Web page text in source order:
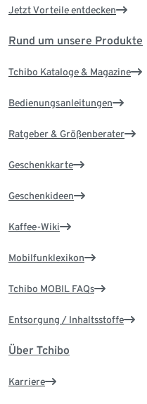
Jetzt Vorteile entdecken
Rund um unsere Produkte
Tchibo Kataloge & Magazine
Bedienungsanleitungen
Ratgeber & Größenberater
Geschenkkarte
Geschenkideen
Kaffee-Wiki
Mobilfunklexikon
Tchibo MOBIL FAQs
Entsorgung / Inhaltsstoffe
Über Tchibo
Karriere